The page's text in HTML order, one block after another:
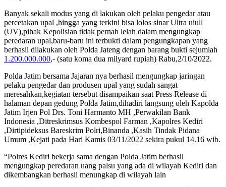
Banyak sekali modus yang di lakukan oleh pelaku pengedar atau
percetakan upal ,hingga yang terkini bisa lolos sinar Ultra uiull
(UV),pihak Kepolisian tidak pernah lelah dalam mengungkap
peredaran upal,baru-baru ini terbukti dalam pengungkapan yang
berhasil dilakukan oleh Polda Jateng dengan barang bukti sejumlah
1.200.000.000,- (satu koma dua milyard rupiah) Rabu,2/10/2022.
Polda Jatim bersama Jajaran nya berhasil mengungkap jaringan
pelaku pengedar dan produsen upal yang sudah sangat
meresahkan,kegiatan tersebut disampaikan saat Press Release di
halaman depan gedung Polda Jatim,dihadiri langsung oleh Kapolda
Jatim Irjen Pol Drs. Toni Harmanto MH ,Perwakilan Bank
Indonesia ,Ditreskrimsus Kombespol Farman ,Kapolres Kediri
,Dirtipideksus Bareskrim Polri,Binanda ,Kasih Tindak Pidana
Umum ,Kejati pada Hari Kamis 03/11/2022 sekira pukul 14.16 wib.
“Polres Kediri bekerja sama dengan Polda Jatim berhasil
mengungkap peredaran uang palsu yang ada di wilayah Kediri dan
dikembangkan berhasil menungkap di wilayah lain